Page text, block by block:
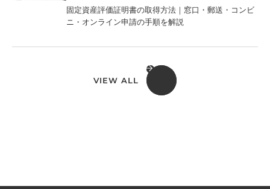
固定資産評価証明書の取得方法｜窓口・郵送・コンビ
ニ・オンライン申請の手順を解説
VIEW ALL